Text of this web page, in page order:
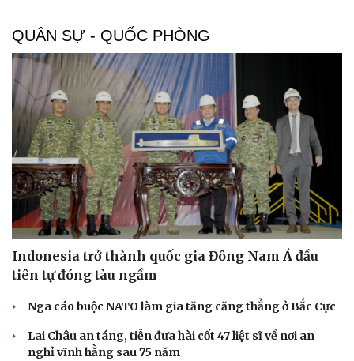
QUÂN SỰ - QUỐC PHÒNG
Indonesia trở thành quốc gia Đông Nam Á đầu
tiên tự đóng tàu ngầm
Nga cáo buộc NATO làm gia tăng căng thẳng ở Bắc Cực
Lai Châu an táng, tiễn đưa hài cốt 47 liệt sĩ về nơi an
nghỉ vĩnh hằng sau 75 năm